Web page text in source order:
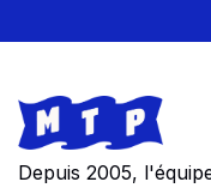
Footer
Store information
Depuis 2005,